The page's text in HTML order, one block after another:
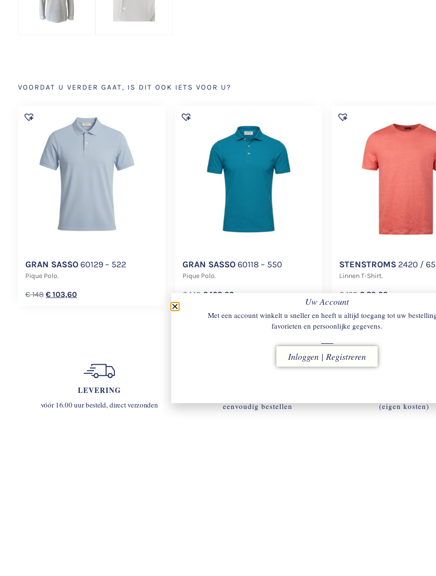
VOORDAT U VERDER GAAT, IS DIT OOK IETS VOOR U?
GRAN SASSO 60129 – 522
Pique Polo.
€148 € 103,60
GRAN SASSO60118 – 550
Pique Polo.
€ 148 €103,60
STENSTROMS 2420 /
Linnen T-Shirt.
€ 128 € 89,60
LEVERING
vóór 16.00 uur besteld, direct verzonden eenvoudig bestellen (eigen kosten)
Uw Account
Met een account winkelt u sneller en heeft u altijd toegang tot uw
favorieten en persoonlijke gegevens.
Inloggen | Registreren